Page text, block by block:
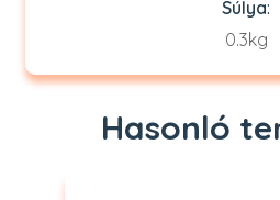
Súlya:
0.3kg
Hasonló